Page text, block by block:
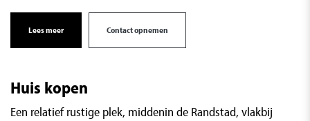
Lees meer Contact opnemen
Huis kopen
Een relatief rustige plek, middenin de Randstad, vlakbij